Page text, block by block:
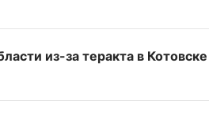
из-за теракта в